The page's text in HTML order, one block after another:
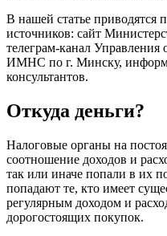
В нашей статье приводятся
источников: сайт
телеграм-канал
ИМНС по г. Минску,
консультантов.
Откуда деньги?
Налоговые органы на
соотношение доходов и
так или иначе попали в их
попадают те, кто имеет
регулярным доходом и
дорогостоящих покупок.